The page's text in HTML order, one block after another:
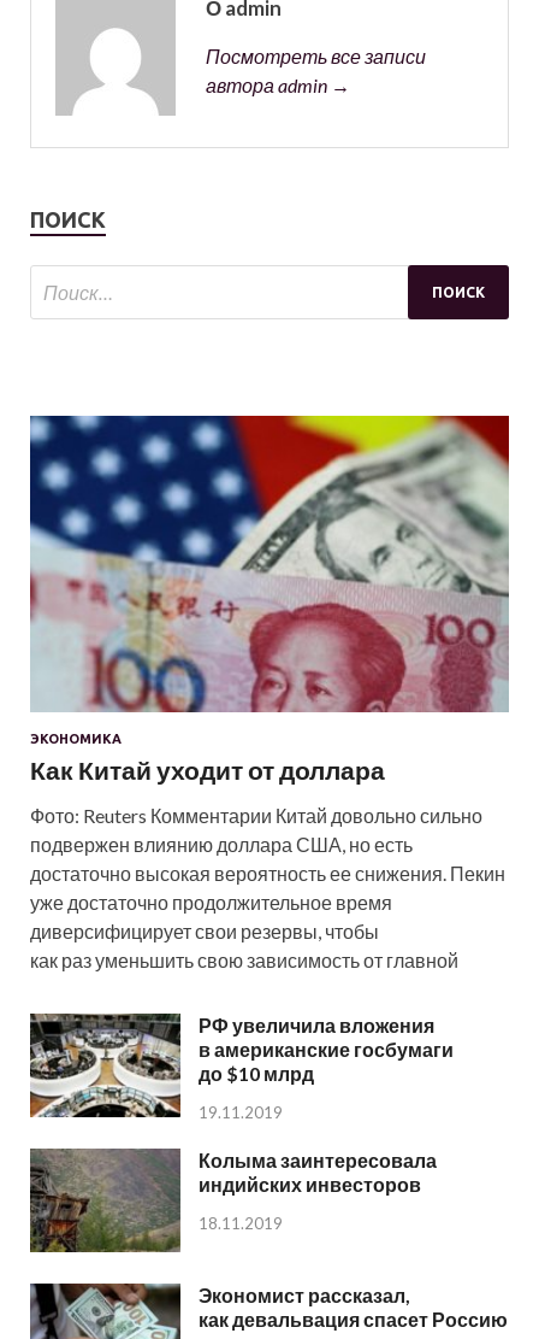
О admin
Посмотреть все записи
автора admin →
ПОИСК
ЭКОНОМИКА
Как Китай уходит от доллара
Фото: Reuters Комментарии Китай довольно сильно
подвержен влиянию доллара США, но есть
достаточно высокая вероятность ее снижения. Пекин
уже достаточно продолжительное время
диверсифицирует свои резервы, чтобы
как раз уменьшить свою зависимость от главной
РФ увеличила вложения
в американские госбумаги
до $10 млрд
19.11.2019
Колыма заинтересовала
индийских инвесторов
18.11.2019
Экономист рассказал,
как девальвация спасет Россию